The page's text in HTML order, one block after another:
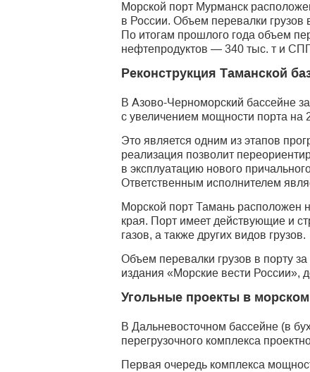
Морской порт Мурманск
в России. Объем перевалки грузов
По итогам прошлого года объем
нефтепродуктов — 340 тыс. т и
Реконструкция Таманской
В Азово-Черноморский бассейне
с увеличением мощности порта на
Это является одним из этапов
реализация позволит
в эксплуатацию нового
Ответственным исполнителем
Морской порт Тамань расположен
края. Порт имеет действующие и
газов, а также других видов грузов.
Объем перевалки грузов в порту
издания «Морские вести России»,
Угольные проекты в
В Дальневосточном бассейне (в
перегрузочного комплекса
Первая очередь комплекса